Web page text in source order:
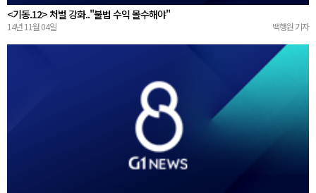
<기동.12> 처벌 강화.."불법 수익 몰수해야"
14년 11월 04일 백행원 기자